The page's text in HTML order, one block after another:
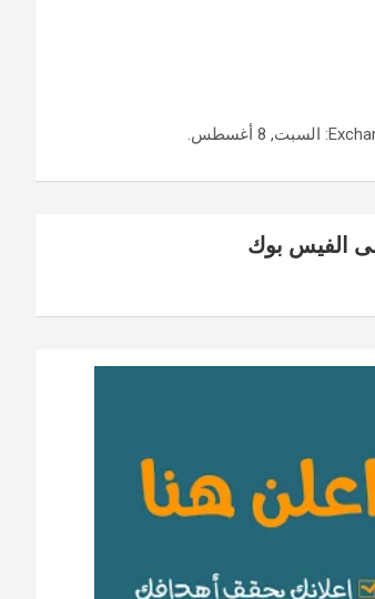
: السبت, 8 أغسطس.
الفيس بوك